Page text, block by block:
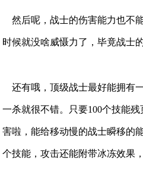
然后呢，战士的伤害能力也不
时候就没啥威慑力了，毕竟战士
还有哦，顶级战士最好能拥有
一杀就很不错。只要100个技能
害啦，能给移动慢的战士瞬移的
个技能，攻击还能附带冰冻效果